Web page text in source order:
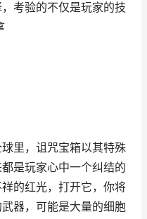
考验的不仅是玩家的技
里，诅咒宝箱以其特殊
是玩家心中一个纠结的
的红光，打开它，你将
器，可能是大量的细胞